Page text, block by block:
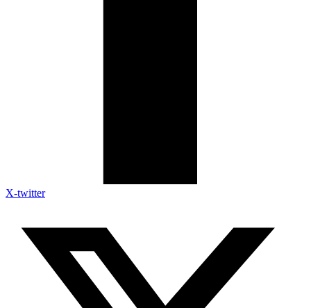
X-twitter